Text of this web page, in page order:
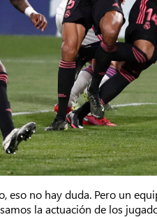
eso no hay duda. Pero un
la actuación de los